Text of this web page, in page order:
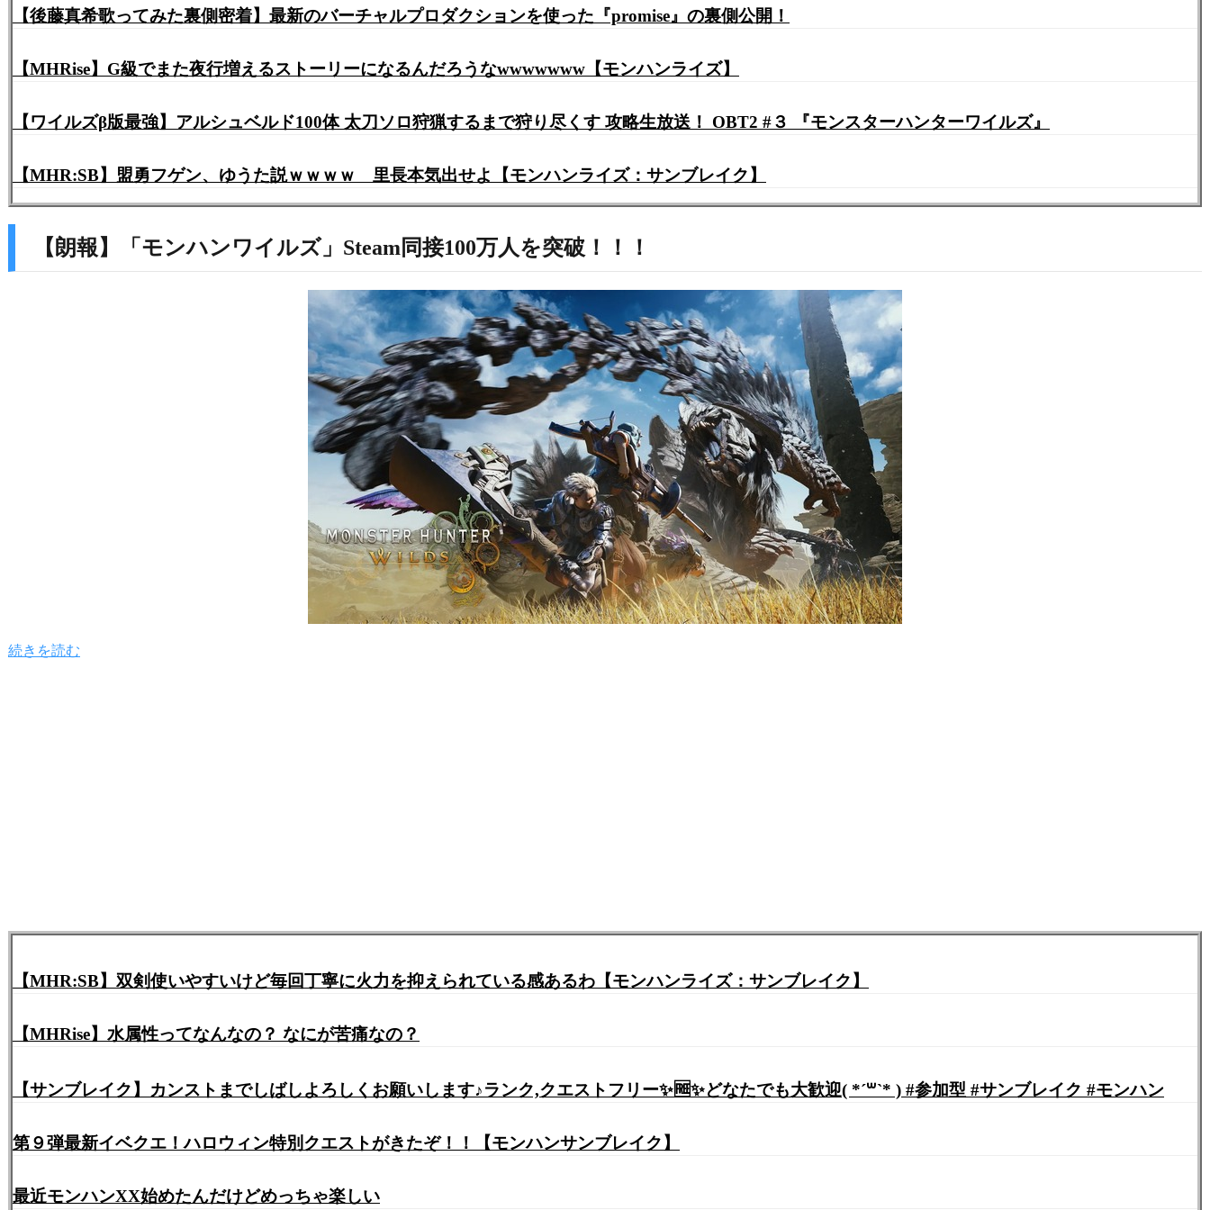
【後藤真希歌ってみた裏側密着】最新のバーチャルプロダクションを使った『promise』の裏側公開！
【MHRise】G級でまた夜行増えるストーリーになるんだろうなwwwwwww【モンハンライズ】
【ワイルズβ版最強】アルシュベルド100体 太刀ソロ狩猟するまで狩り尽くす 攻略生放送！ OBT2 #３ 『モンスターハンターワイルズ』
【MHR:SB】盟勇フゲン、ゆうた説ｗｗｗｗ 里長本気出せよ【モンハンライズ：サンブレイク】
【朗報】「モンハンワイルズ」Steam同接100万人を突破！！！
続きを読む
【MHR:SB】双剣使いやすいけど毎回丁寧に火力を抑えられている感あるわ【モンハンライズ：サンブレイク】
【MHRise】水属性ってなんなの？ なにが苦痛なの？
【サンブレイク】カンストまでしばしよろしくお願いします♪ランク,クエストフリー✨🆓✨どなたでも大歓迎( *´꒳`* ) #参加型 #サンブレイク #モンハン
第９弾最新イベクエ！ハロウィン特別クエストがきたぞ！！【モンハンサンブレイク】
最近モンハンXX始めたんだけどめっちゃ楽しい